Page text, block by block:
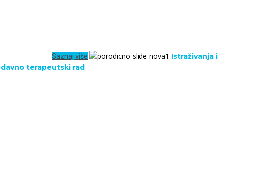
Saznaj više Istraživanja i
terapeutski rad